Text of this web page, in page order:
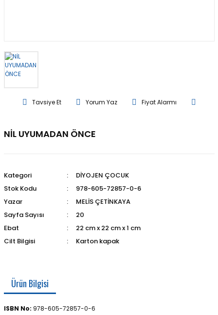
Tavsiye Et Yorum Yaz Fiyat Alarmı
NİL UYUMADAN ÖNCE
Kategori
DİYOJEN ÇOCUK
Stok Kodu
978-605-72857-0-6
Yazar
MELİS ÇETİNKAYA
Sayfa Sayısı
20
Ebat
22 cm x 22 cm x 1 cm
Cilt Bilgisi
Karton kapak
Ürün Bilgisi
ISBN No: 978-605-72857-0-6